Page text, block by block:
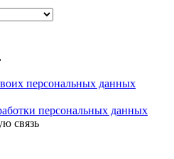
персональных данных
персональных данных
связь